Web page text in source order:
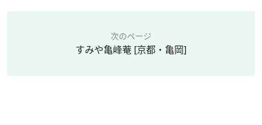
次のページ
すみや亀峰菴 [京都・亀岡]